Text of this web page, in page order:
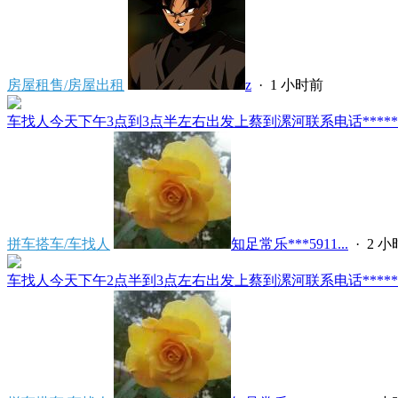
房屋租售/房屋出租 z · 1 小时前
车找人今天下午3点到3点半左右出发上蔡到漯河联系电话
拼车搭车/车找人 知足常乐***5911... · 2 小
车找人今天下午2点半到3点左右出发上蔡到漯河联系电话